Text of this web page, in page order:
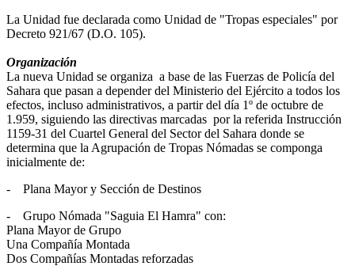
La Unidad fue declarada como Unidad de "Tropas especiales" por
Decreto 921/67 (D.O. 105).
Organización
La nueva Unidad se organiza a base de las Fuerzas de Policía del
Sahara que pasan a depender del Ministerio del Ejército a todos los
efectos, incluso administrativos, a partir del día 1º de octubre de
1.959, siguiendo las directivas marcadas por la referida Instrucción
1159-31 del Cuartel General del Sector del Sahara donde se
determina que la Agrupación de Tropas Nómadas se componga
inicialmente de:
- Plana Mayor y Sección de Destinos
- Grupo Nómada "Saguia El Hamra" con:
Plana Mayor de Grupo
Una Compañía Montada
Dos Compañías Montadas reforzadas